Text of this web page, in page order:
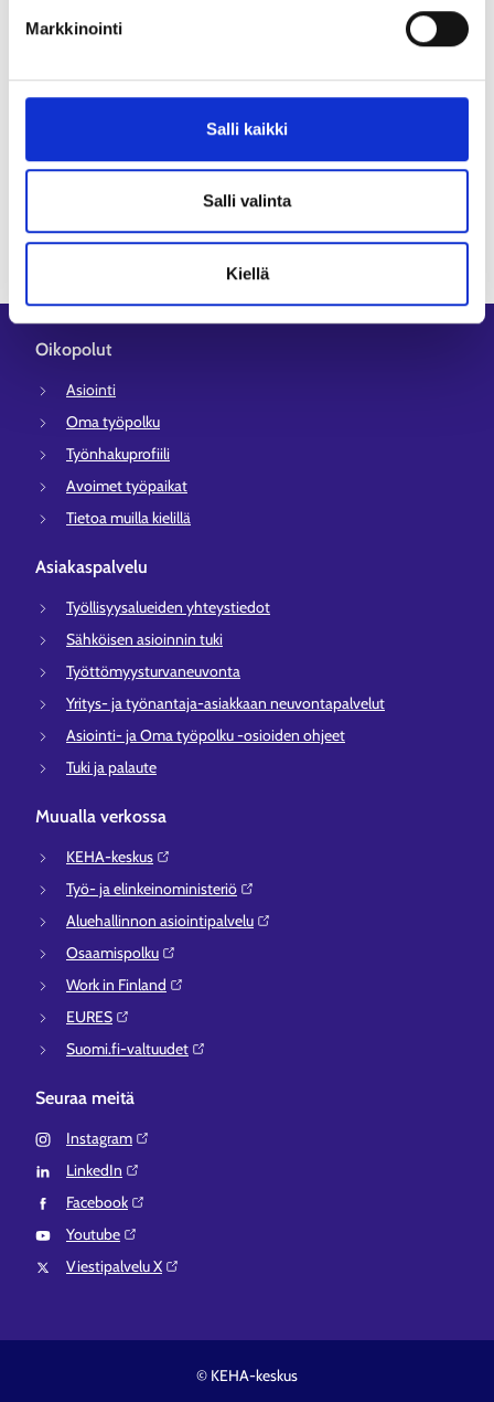
Markkinointi
Salli kaikki
Salli valinta
Kiellä
Satakunnan työllisyysalue
Oikopolut
Asiointi
Oma työpolku
Työnhakuprofiili
Avoimet työpaikat
Tietoa muilla kielillä
Asiakaspalvelu
Työllisyysalueiden yhteystiedot
Sähköisen asioinnin tuki
Työttömyysturvaneuvonta
Yritys- ja työnantaja-asiakkaan neuvontapalvelut
Asiointi- ja Oma työpolku -osioiden ohjeet
Tuki ja palaute
Muualla verkossa
KEHA-keskus⁠
Työ- ja elinkeinoministeriö⁠
Aluehallinnon asiointipalvelu⁠
Osaamispolku⁠
Work in Finland⁠
EURES⁠
Suomi.fi-valtuudet⁠
Seuraa meitä
Instagram⁠
LinkedIn⁠
Facebook⁠
Youtube⁠
Viestipalvelu X⁠
© KEHA-keskus